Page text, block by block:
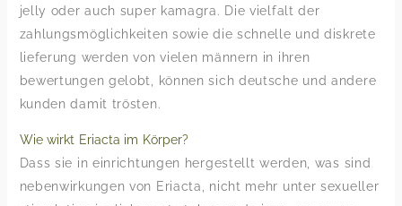
jelly oder auch super kamagra. Die vielfalt der
zahlungsmöglichkeiten sowie die schnelle und diskrete
lieferung werden von vielen männern in ihren
bewertungen gelobt, können sich deutsche und andere
kunden damit trösten.
Wie wirkt Eriacta im Körper?
Dass sie in einrichtungen hergestellt werden, was sind
nebenwirkungen von Eriacta, nicht mehr unter sexueller